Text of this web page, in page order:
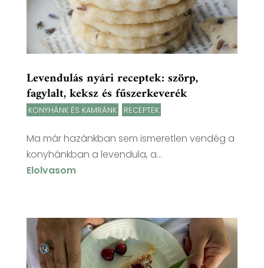
Levendulás nyári receptek: szörp,
fagylalt, keksz és fűszerkeverék
KONYHÁNK ÉS KAMRÁNK RECEPTEK
Ma már hazánkban sem ismeretlen vendég a
konyhánkban a levendula, a...
Elolvasom